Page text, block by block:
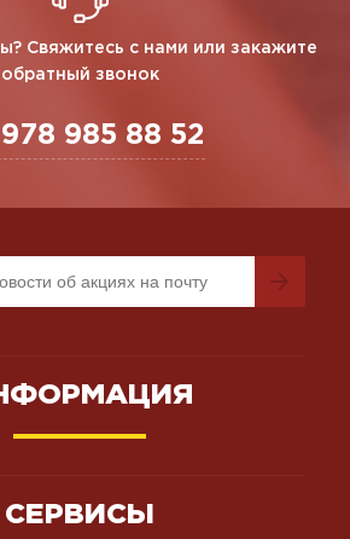
Свяжитесь с нами или закажите
обратный звонок
985 88 52
СЕРВИСЫ